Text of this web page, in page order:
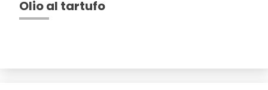
Olio al tartufo